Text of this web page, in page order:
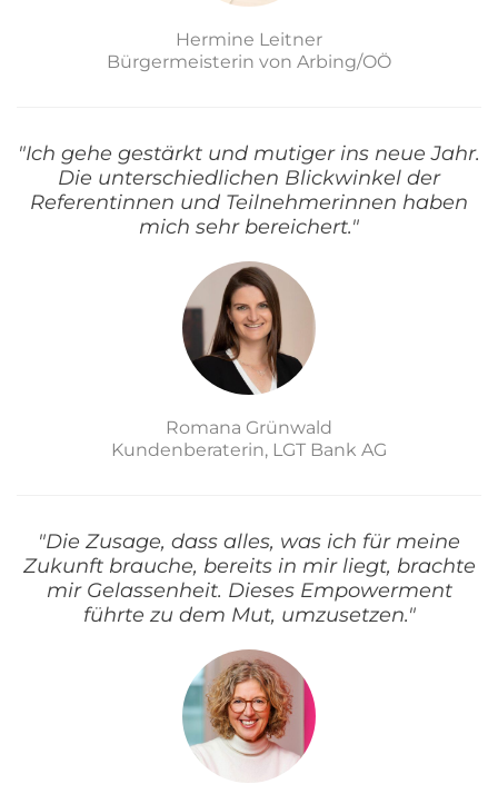
Hermine Leitner
Bürgermeisterin von Arbing/OÖ
"Ich gehe gestärkt und mutiger ins neue Jahr.
Die unterschiedlichen Blickwinkel der
Referentinnen und Teilnehmerinnen haben
mich sehr bereichert."
Romana Grünwald
Kundenberaterin, LGT Bank AG
"Die Zusage, dass alles, was ich für meine
Zukunft brauche, bereits in mir liegt, brachte
mir Gelassenheit. Dieses Empowerment
führte zu dem Mut, umzusetzen."